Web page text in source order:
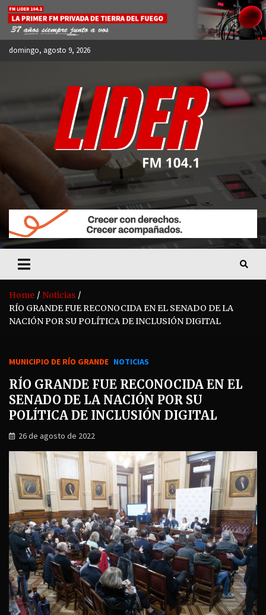
Skip
content
domingo, agosto 9, 2026
FM LIDER 104.1
Home
Noticias
RÍO GRANDE FUE RECONOCIDA EN EL SENADO DE LA
NACIÓN POR SU POLÍTICA DE INCLUSIÓN DIGITAL
MUNICIPIO DE RÍO GRANDE NOTICIAS
RÍO GRANDE FUE RECONOCIDA EN EL
SENADO DE LA NACIÓN POR SU
POLÍTICA DE INCLUSIÓN DIGITAL
26 de agosto de 2022